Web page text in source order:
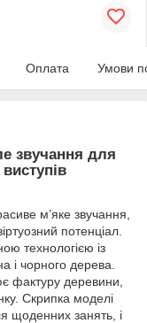
Оплата Умови
звучання для
м’яке звучання,
потенціал.
технологією із
і чорного дерева.
фактуру деревини,
Скрипка моделі
щоденних занять, і